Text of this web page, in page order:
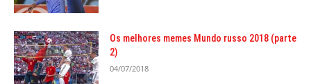
Os melhores memes Mundo russo 2018 (parte
2)
04/07/2018